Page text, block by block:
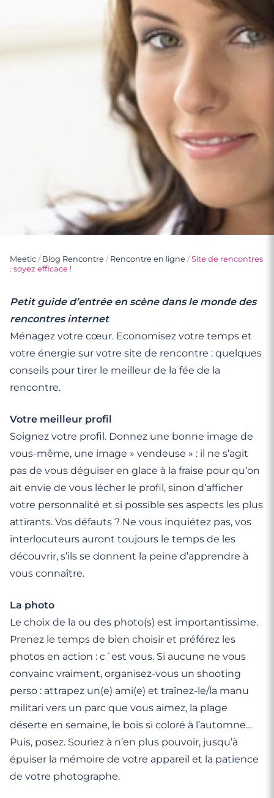
Meetic / Blog Rencontre / Rencontre en ligne /Site de rencontres
: soyez efficace !
Petit guide d’entrée en scène dans le monde des
rencontres internet
Ménagez votre cœur. Economisez votre temps et
votre énergie sur votre site de rencontre : quelques
conseils pour tirer le meilleur de la fée de la
rencontre.
Votre meilleur profil
Soignez votre profil. Donnez une bonne image de
vous-même, une image » vendeuse » : il ne s’agit
pas de vous déguiser en glace à la fraise pour qu’on
ait envie de vous lécher le profil, sinon d’afficher
votre personnalité et si possible ses aspects les plus
attirants. Vos défauts ? Ne vous inquiétez pas, vos
interlocuteurs auront toujours le temps de les
découvrir, s’ils se donnent la peine d’apprendre à
vous connaître.
La photo
Le choix de la ou des photo(s) est importantissime.
Prenez le temps de bien choisir et préférez les
photos en action : c´est vous. Si aucune ne vous
convainc vraiment, organisez-vous un shooting
perso : attrapez un(e) ami(e) et traînez-le/la manu
militari vers un parc que vous aimez, la plage
déserte en semaine, le bois si coloré à l’automne…
Puis, posez. Souriez à n’en plus pouvoir, jusqu’à
épuiser la mémoire de votre appareil et la patience
de votre photographe.